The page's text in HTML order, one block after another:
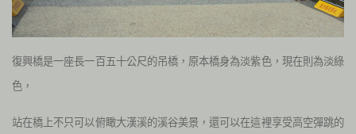
復興橋是一座長一百五十公尺的吊橋，原本橋身為淡紫色，現在則為淡綠
色，
站在橋上不只可以俯瞰大漢溪的溪谷美景，還可以在這裡享受高空彈跳的